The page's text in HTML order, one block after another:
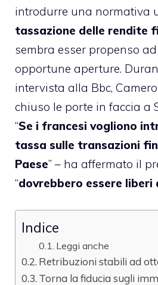
introdurre una normativa
tassazione delle rendite
sembra esser propenso
opportune aperture.
intervista alla Bbc,
chiuso le porte in faccia a
“Se i francesi vogliono
tassa sulle transazioni
Paese” – ha affermato il
“dovrebbero essere liberi
Indice
Leggi anche
Retribuzioni stabili ad
Torna la fiducia sugli